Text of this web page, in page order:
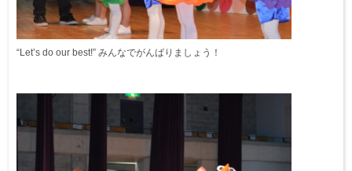
“Let’s do our best!” みんなでがんばりましょう！